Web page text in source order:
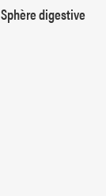
Sphère digestive